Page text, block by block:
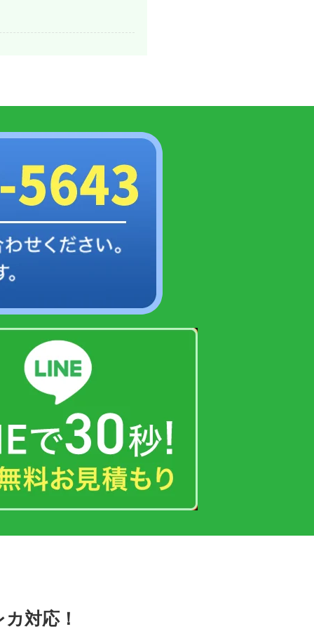
対応！